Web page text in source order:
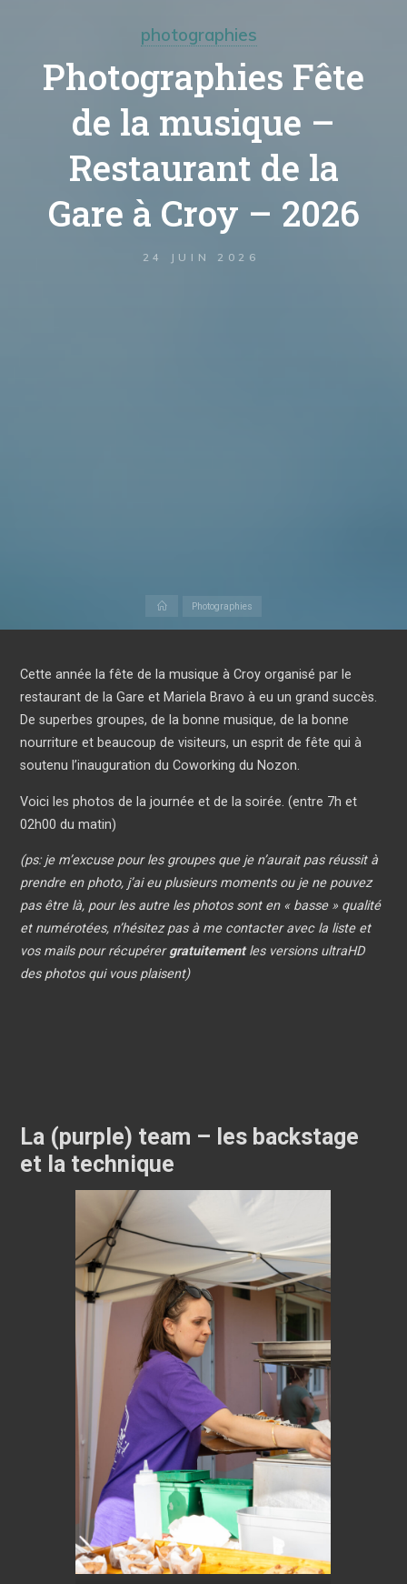
photographies
Photographies Fête
de la musique –
Restaurant de la
Gare à Croy – 2026
24 JUIN 2026
AccueilPhotographies
Cette année la fête de la musique à Croy organisé par le
restaurant de la Gare et Mariela Bravo à eu un grand succès.
De superbes groupes, de la bonne musique, de la bonne
nourriture et beaucoup de visiteurs, un esprit de fête qui à
soutenu l’inauguration du Coworking du Nozon.
Voici les photos de la journée et de la soirée. (entre 7h et
02h00 du matin)
(ps: je m’excuse pour les groupes que je n’aurait pas réussit à
prendre en photo, j’ai eu plusieurs moments ou je ne pouvez
pas être là, pour les autre les photos sont en « basse » qualité
et numérotées, n’hésitez pas à me contacter avec la liste et
vos mails pour récupérergratuitementles versions ultraHD
des photos qui vous plaisent)
La (purple) team – les backstage
et la technique